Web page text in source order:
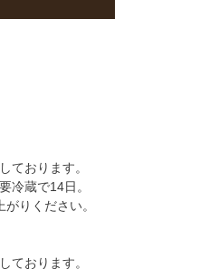
ております。
冷蔵で14日。
りください。
ております。